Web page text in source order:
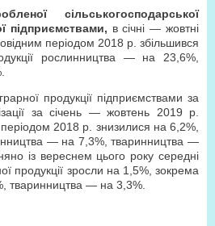
сільськогосподарської
підприємствами, в січні — жовтні
періодом 2018 р. збільшився
рослинництва — на 23,6%,
продукції підприємствами за
за січень — жовтень 2019 р.
періодом 2018 р. знизилися на 6,2%,
— на 7,3%, тваринництва —
із вереснем цього року середні
продукції зросли на 1,5%, зокрема
тваринництва — на 3,3%.